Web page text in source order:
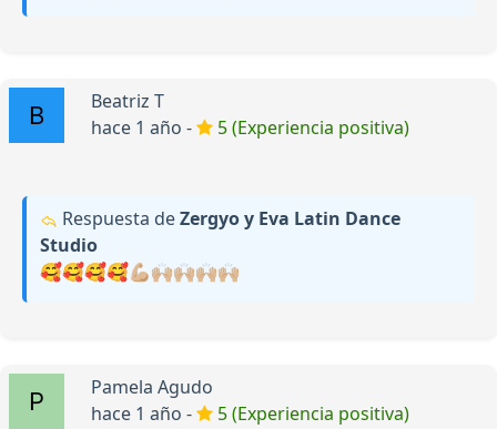
Beatriz T
hace 1 año -
5 (Experiencia positiva)
Respuesta deZergyo y Eva Latin Dance
Studio
🥰🥰🥰🥰💪🏼🙌🏼🙌🏼🙌🏼🙌🏼
Pamela Agudo
hace 1 año -
5 (Experiencia positiva)